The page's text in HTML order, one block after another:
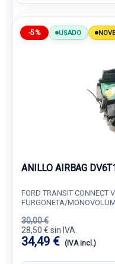
-5% USADO
ANILLO AIRBAG
FORD TRANSIT CONNECT
FURGONETA/
30,00 €
28,50 € sin IVA.
34,49 € (IVA incl.)